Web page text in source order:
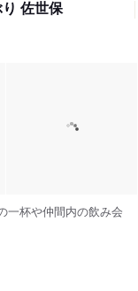
佐世保
一杯や仲間内の飲み会